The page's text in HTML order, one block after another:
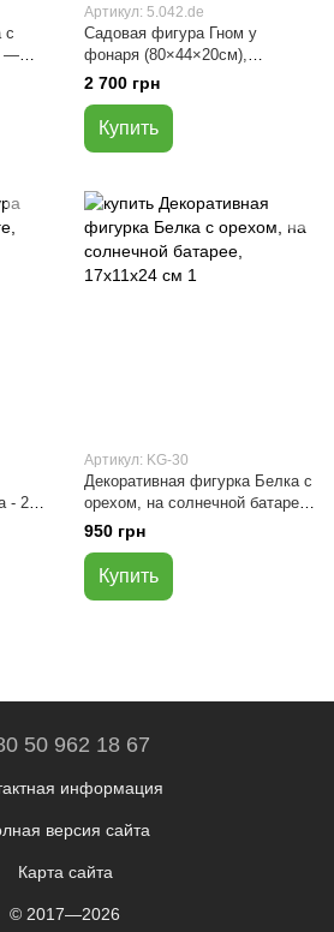
с
—
Артикул: 5.042.de
Садовая фигура Гном у
фонаря (80×44×20см),
полистоун
2 700 грн
Купить
- 26
Артикул: KG-30
Декоративная фигурка Белка с
орехом, на солнечной батарее,
17х11х24 см
950 грн
Купить
50 962 18 67
информация
версия сайта
Карта сайта
© 2017—2026